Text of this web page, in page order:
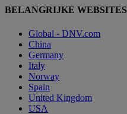
BELANGRIJKE WEBSITES
Global - DNV.com
China
Germany
Italy
Norway
Spain
United Kingdom
USA